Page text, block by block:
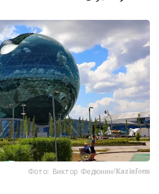
Фото: Виктор Федюнин/Kazinform